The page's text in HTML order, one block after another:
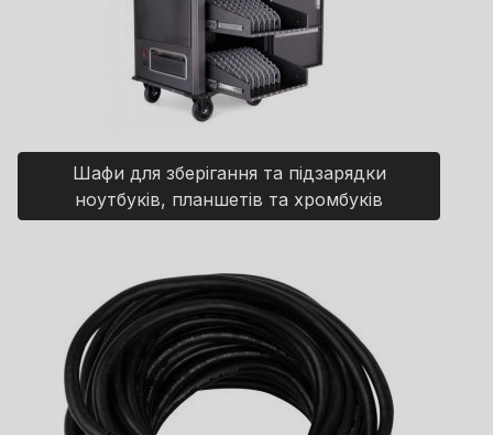
Шафи для зберігання та підзарядки
ноутбуків, планшетів та хромбуків